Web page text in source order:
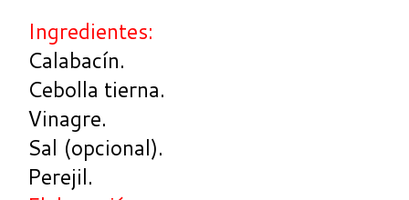
Ingredientes:
Calabacín.
Cebolla tierna.
Vinagre.
Sal (opcional).
Perejil.